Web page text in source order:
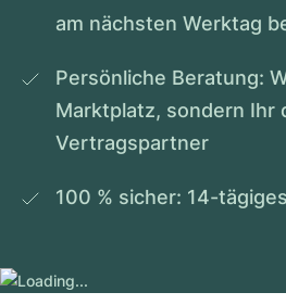
am nächsten Werktag
Persönliche Beratung:
Marktplatz, sondern Ihr
Vertragspartner
100 % sicher: 14-